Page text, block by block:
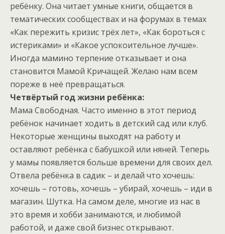
ребёнку. Она читает умные книги, общается в
тематических сообществах и на форумах в темах
«Как пережить кризис трёх лет», «Как бороться с
истериками» и «Какое успокоительное лучше».
Иногда мамино терпение отказывает и она
становится Мамой Кричащей. Желаю нам всем
пореже в неё превращаться.
Четвёртый год жизни ребёнка:
Мама Свободная. Часто именно в этот период
ребёнок начинает ходить в детский сад или клуб.
Некоторые женщины выходят на работу и
оставляют ребёнка с бабушкой или няней. Теперь
у мамы появляется больше времени для своих дел.
Отвела ребёнка в садик – и делай что хочешь:
хочешь – готовь, хочешь – убирай, хочешь – иди в
магазин. Шутка. На самом деле, многие из нас в
это время и хобби занимаются, и любимой
работой, и даже свой бизнес открывают.